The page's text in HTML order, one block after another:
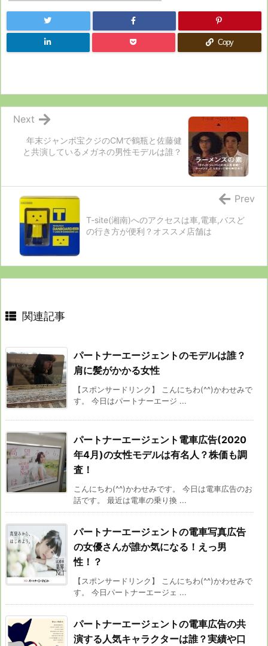
Copy
年末ジャンボ宝クジのCMで鶴瓶と佐藤健
と共演しているメガネの男性モデルは誰？
Next
T-site(湘南)へのアクセスは車,電車,バスど
の行き方が便利？オススメ店舗は
Prev
関連記事
パートナーエージェントのモデルは誰？
肩に髪がかかる女性
【スポンサードリンク】 こんにちわ(^^)かわせみで
す。 今日はパートナーエージ ...
パートナーエージェント電車広告(2020
年4月)の女性モデルは有名人？株価も調
査！
こんにちわ(^^)かわせみです。 今日は電車広告のお
話です。 最近は電車の乗り換 ...
パートナーエージェントの電車写真広告
の女優さんが誰か気になる！えっ男
性！？
【スポンサードリンク】 こんにちわ(^^)かわせみで
す。 今日パートナーエージェ ...
パートナーエージェントの電車広告の共
演する人気キャラクターは誰？実績や口